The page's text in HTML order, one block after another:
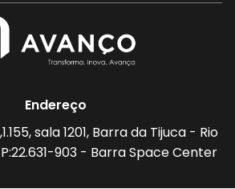
Endereço
sala 1201, Barra da Tijuca - Rio
903 - Barra Space Center